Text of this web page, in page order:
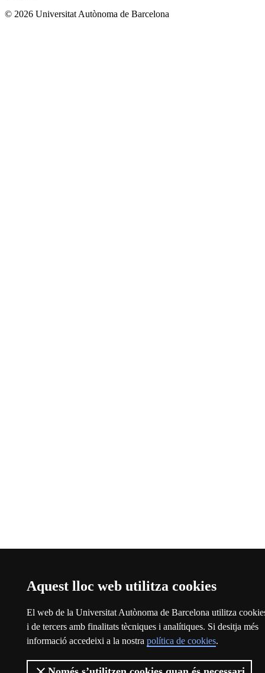
Aquest lloc web utilitza cookies
El web de la Universitat Autònoma de Barcelona utilitza
i de tercers amb finalitats tècniques i analítiques. Si desitja més
informació accedeixi a la nostra política de cookies.
© 2026 Universitat Autònoma de Barcelona